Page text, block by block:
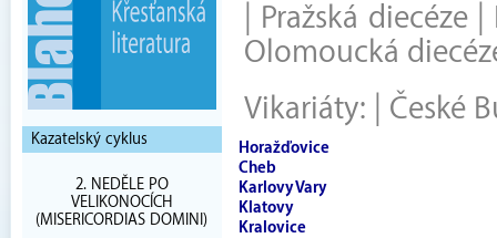
Kazatelský cyklus
2. NEDĚLE PO
VELIKONOCÍCH
(MISERICORDIAS DOMINI)
Pražská diecéze|
Olomoucká
Vikariáty:
České
Horažďovice
Cheb
Karlovy Vary
Klatovy
Kralovice